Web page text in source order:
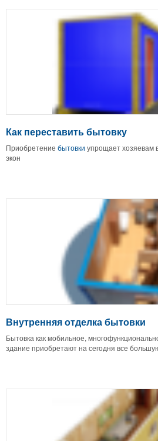
Как переставить бытовку
Приобретение бытовки упрощает хозяевам
экон
Внутренняя отделка бытовки
Бытовка как мобильное,
здание приобретают на сегодня все